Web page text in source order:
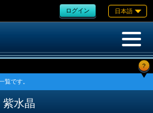
ログイン 日本語
?
覧です。
紫水晶